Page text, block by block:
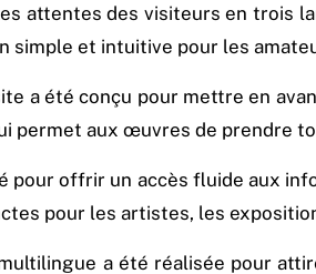
attentes des visiteurs en trois
et intuitive pour les
a été conçu pour mettre en
permet aux œuvres de prendre
pour offrir un accès fluide aux
pour les artistes, les
a été réalisée pour